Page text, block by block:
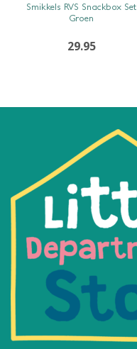
Smikkels RVS Snackbox Set
Groen
29.95